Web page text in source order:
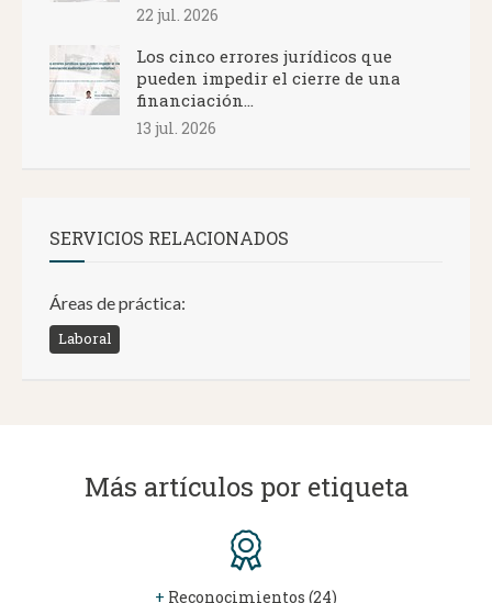
22 jul. 2026
Los cinco errores jurídicos que
pueden impedir el cierre de una
financiación...
13 jul. 2026
SERVICIOS RELACIONADOS
Áreas de práctica:
Laboral
Más artículos por etiqueta
+ Reconocimientos (24)